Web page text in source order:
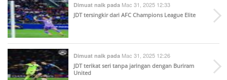
Dimuat naik pada Mac 31, 2025 12:33
JDT tersingkir dari AFC Champions League Elite
Dimuat naik pada Mac 31, 2025 12:26
JDT terikat seri tanpa jaringan dengan Buriram
United